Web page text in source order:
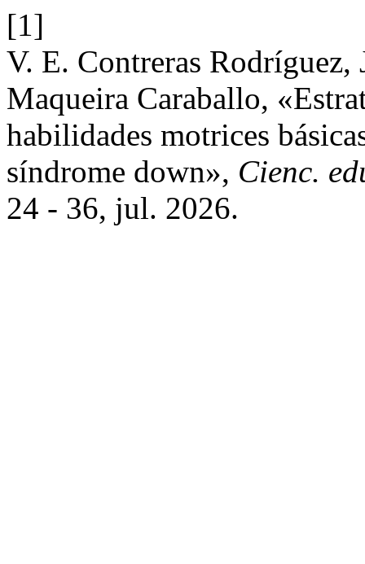
[1]
V. E. Contreras
Maqueira Caraballo,
habilidades motrices
síndrome down», Cienc.
24 - 36, jul. 2026.